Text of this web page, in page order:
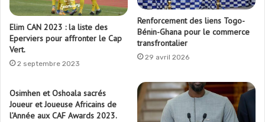
Elim CAN 2023 : la liste des
Eperviers pour affronter le Cap
Vert.
2 septembre 2023
Renforcement des liens Togo-
Bénin-Ghana pour le commerce
transfrontalier
29 avril 2026
Osimhen et Oshoala sacrés
Joueur et Joueuse Africains de
l’Année aux CAF Awards 2023.